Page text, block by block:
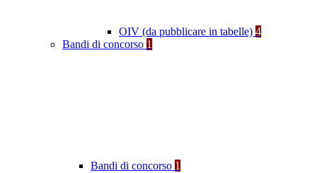
OIV (da pubblicare in tabelle) 4
Bandi di concorso 1
Bandi di concorso 1